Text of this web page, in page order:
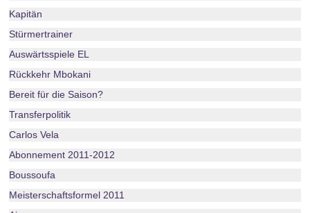
Kapitän
Stürmertrainer
Auswärtsspiele EL
Rückkehr Mbokani
Bereit für die Saison?
Transferpolitik
Carlos Vela
Abonnement 2011-2012
Boussoufa
Meisterschaftsformel 2011